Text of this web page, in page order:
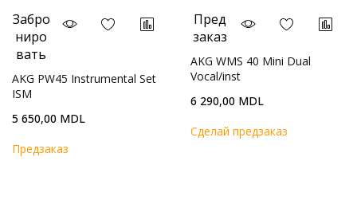
Забро
ниро
вать
AKG PW45 Instrumental Set
ISM
5 650,00 MDL
Предзаказ
Пред
заказ
AKG WMS 40 Mini Dual
Vocal/inst
6 290,00 MDL
Cделай предзаказ